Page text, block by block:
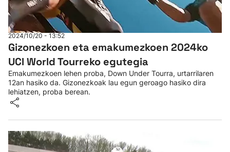
2024/10/20 - 13:52
Gizonezkoen eta emakumezkoen 2024ko
UCI World Tourreko egutegia
Emakumezkoen lehen proba, Down Under Tourra, urtarrilaren
12an hasiko da. Gizonezkoak lau egun geroago hasiko dira
lehiatzen, proba berean.